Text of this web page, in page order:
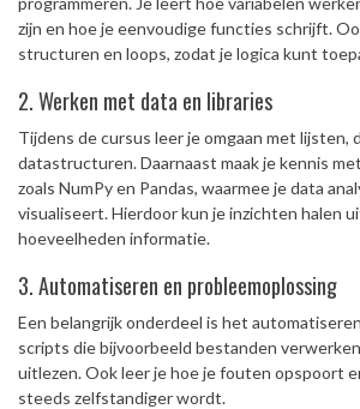
zijn en hoe je eenvoudige functies schrijft.
structuren en loops, zodat je logica kunt
2. Werken met data en libraries
Tijdens de cursus leer je omgaan met lijsten,
datastructuren. Daarnaast maak je kennis
zoals NumPy en Pandas, waarmee je data
visualiseert. Hierdoor kun je inzichten halen
hoeveelheden informatie.
3. Automatiseren en probleemoplossing
Een belangrijk onderdeel is het
scripts die bijvoorbeeld bestanden
uitlezen. Ook leer je hoe je fouten opspoort
steeds zelfstandiger wordt.